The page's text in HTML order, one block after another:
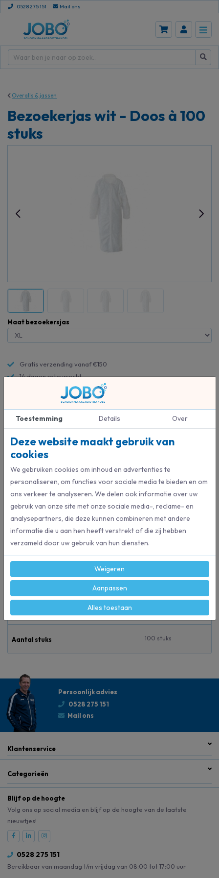
0528 275 151 Mail ons
Overalls & jassen
Bezoekerjas wit - Doos à 100
stuks
Gratis verzending vanaf €150
14 dagen retourrecht
Altijd de beste prijs en service
Maat bezoekersjas
Beschrijving
Non Woven, 30 grams
Drukknopen
Specificaties
Kleur Wit
Aantal stuks 100 stuks
Persoonlijk advies
0528 275 151
Mail ons
Klantenservice
Categorieën
Blijf op de hoogte
Volg ons op social media en blijf op de hoogte van de laatste
nieuwtjes!
0528 275 151
Bereikbaar van maandag t/m vrijdag van 08:00 tot 17:00 uur
Toestemming Details Over
Deze website maakt gebruik van
cookies
We gebruiken cookies om inhoud en advertenties te
personaliseren, om functies voor sociale media te bieden en om
ons verkeer te analyseren. We delen ook informatie over uw
gebruik van onze site met onze sociale media-, reclame- en
analysepartners, die deze kunnen combineren met andere
informatie die u aan hen heeft verstrekt of die zij hebben
verzameld door uw gebruik van hun diensten.
Weigeren
Aanpassen
Alles toestaan